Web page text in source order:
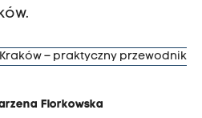
Kraków – praktyczny przewodnik
Florkowska